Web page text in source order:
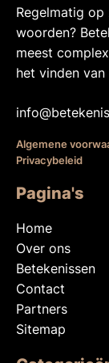
Regelmatig
woorden?
meest
het vinden
Algemene
Privacybeleid
Pagina's
Home
Over ons
Betekenissen
Contact
Partners
Sitemap